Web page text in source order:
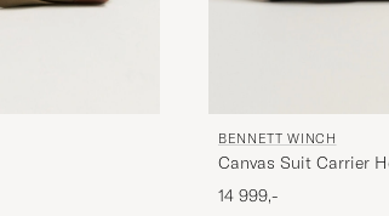
BENNETT WINCH
Canvas Suit Carrier
14 999,-